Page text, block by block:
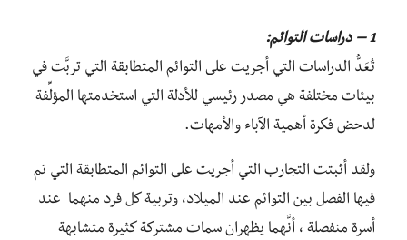
1
– دراساتالتوائم:
تُعَدُّ الدراسات التي أجريت على التوائم المتطابقة التي تربَّت في
بيئات مختلفة هي مصدر رئيسي للأدلة التي استخدمتها المؤلِّفة
لدحض فكرة أهمية الآباء والأمهات.
ولقد أثبتت التجارب التي أجريت على التوائم المتطابقة التي تم
فيها الفصل بين التوائم عند الميلاد، وتربية كل فرد منهما عند
أسرة منفصلة ، أنَّهما يظهران سمات مشتركة كثيرة متشابهة